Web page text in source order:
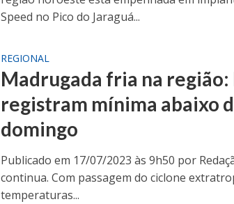
Speed no Pico do Jaraguá...
REGIONAL
Madrugada fria na
registram mínima abaixo
domingo
Publicado em 17/07/2023 às 9h50 por
continua. Com passagem do ciclone
temperaturas...